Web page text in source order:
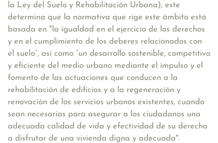
la Ley del Suelo y Rehabilitación Urbana), este
determina que la normativa que rige este ámbito está
basada en "la igualdad en el ejercicio de los derechos
y en el cumplimiento de los deberes relacionados con
el suelo”, así como “un desarrollo sostenible, competitivo
y eficiente del medio urbano mediante el impulso y el
fomento de las actuaciones que conducen a la
rehabilitación de edificios y a la regeneración y
renovación de los servicios urbanos existentes, cuando
sean necesarias para asegurar a los ciudadanos una
adecuada calidad de vida y efectividad de su derecho
a disfrutar de una vivienda digna y adecuada".